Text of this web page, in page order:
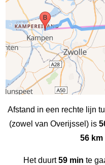
Afstand in een rechte lijn
(zowel van Overijssel) is
56 km
Het duurt59 min te